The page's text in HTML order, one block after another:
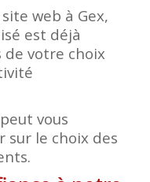
web à Gex,
est déjà
de votre choix
vous
sur le choix des